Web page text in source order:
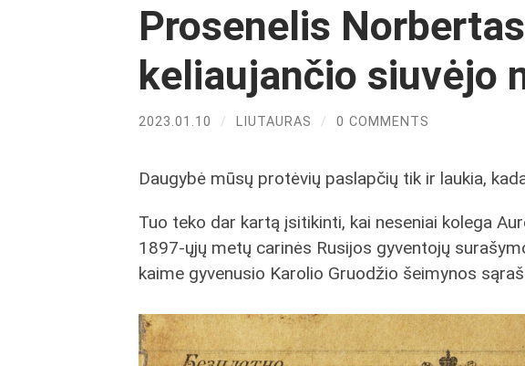
Prosenelis
keliaujančio siuvėjo
2023.01.10 / LIUTAURAS / 0 COMMENTS
Daugybė mūsų protėvių paslapčių tik ir laukia,
Tuo teko dar kartą įsitikinti, kai neseniai kolega
1897-ųjų metų carinės Rusijos gyventojų
kaime gyvenusio Karolio Gruodžio šeimynos